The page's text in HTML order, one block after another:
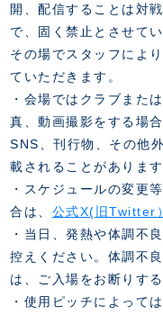
開、配信することは対
で、固く禁止とさせて
その場でスタッフによ
ていただきます。
・会場ではクラブまた
真、動画撮影をする場
SNS、刊行物、その他
載されることがありま
・スケジュールの変更
合は、 公式X(旧Twitter）
・当日、発熱や体調不
控えください。体調不
は、ご入場をお断りす
・使用ピッチによって